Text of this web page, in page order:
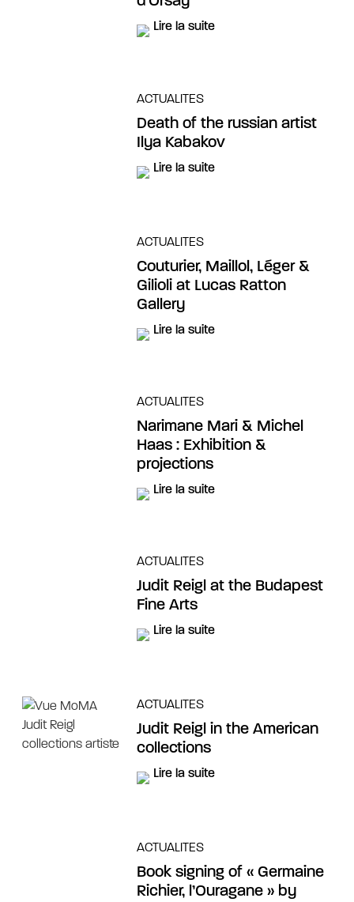
Lire la suite
ACTUALITES
Death of the russian artist
Ilya Kabakov
Lire la suite
ACTUALITES
Couturier, Maillol, Léger &
Gilioli at Lucas Ratton
Gallery
Lire la suite
ACTUALITES
Narimane Mari & Michel
Haas : Exhibition &
projections
Lire la suite
ACTUALITES
Judit Reigl at the Budapest
Fine Arts
Lire la suite
ACTUALITES
Judit Reigl in the American
collections
Lire la suite
ACTUALITES
Book signing of « Germaine
Richier, l’Ouragane » by